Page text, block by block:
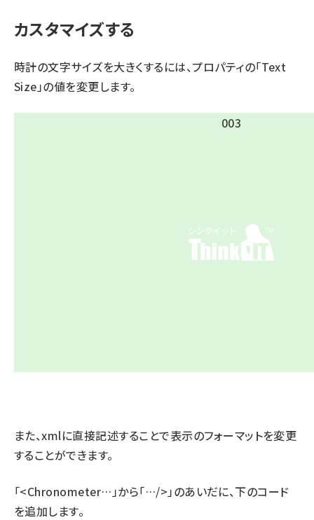
カスタマイズする
時計の文字サイズを大きくするには、プロパティの「Text
Size」の値を変更します。
また、xmlに直接記述することで表示のフォーマットを変更
することができます。
「<Chronometer…」から「…/>」のあいだに、下のコード
を追加します。